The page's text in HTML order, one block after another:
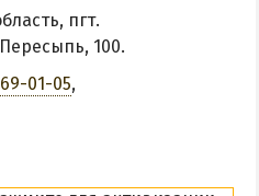
пгт.
100.
01-05,